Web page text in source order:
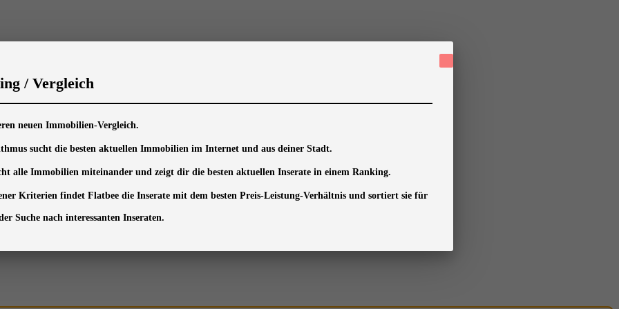
/ Vergleich
neuen Immobilien-Vergleich.
sucht die besten aktuellen Immobilien im Internet und aus deiner Stadt.
alle Immobilien miteinander und zeigt dir die besten aktuellen Inserate in einem Ranking.
Kriterien findet Flatbee die Inserate mit dem besten Preis-Leistung-Verhältnis und sortiert sie für
Suche nach interessanten Inseraten.